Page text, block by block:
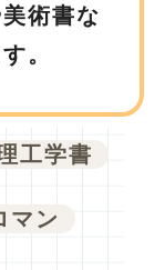
術書な
。
工学書
マン